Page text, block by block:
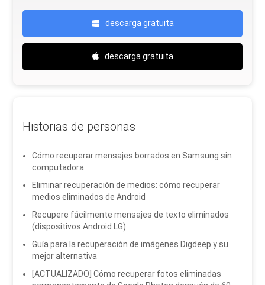
descarga gratuita
descarga gratuita
Historias de personas
Cómo recuperar mensajes borrados en Samsung sin
computadora
Eliminar recuperación de medios: cómo recuperar
medios eliminados de Android
Recupere fácilmente mensajes de texto eliminados
(dispositivos Android LG)
Guía para la recuperación de imágenes Digdeep y su
mejor alternativa
[ACTUALIZADO] Cómo recuperar fotos eliminadas